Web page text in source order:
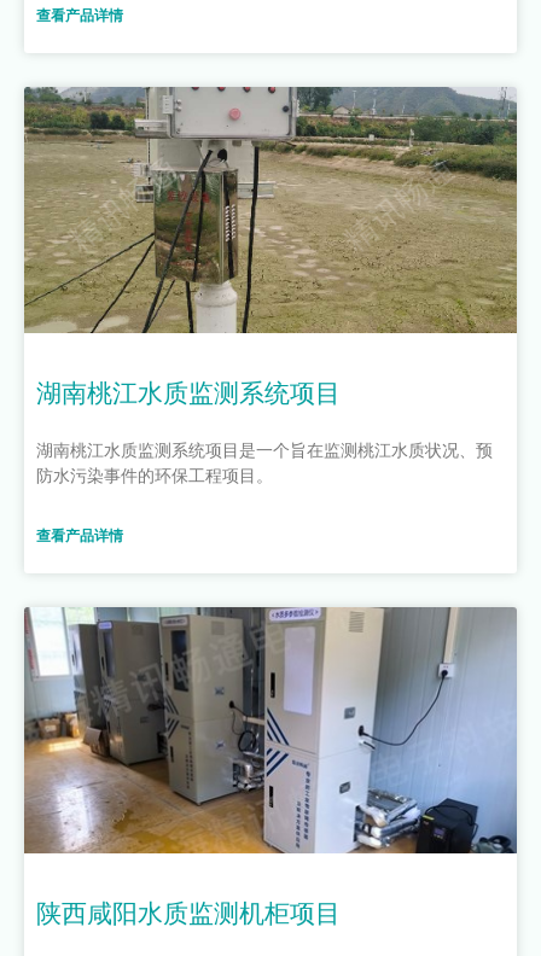
查看产品详情
湖南桃江水质监测系统项目
湖南桃江水质监测系统项目是一个旨在监测桃江水质状况、预
防水污染事件的环保工程项目。
查看产品详情
陕西咸阳水质监测机柜项目